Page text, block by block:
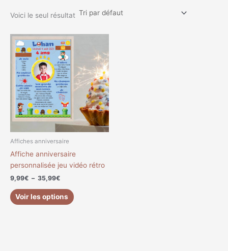
Voici le seul résultat
Affiches anniversaire
Affiche anniversaire
personnalisée jeu vidéo rétro
9,99€ – 35,99€
Plage
de
prix :
9,99€
à
35,99€
Voir les options
plusieurs
variations.
options
peuvent
être
sur
la
produit